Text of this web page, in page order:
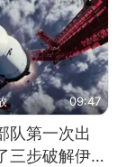
09:47
队第一次出
三步破解伊朗